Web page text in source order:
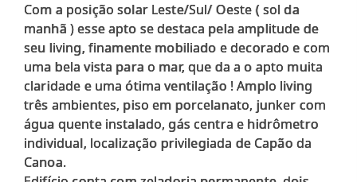
Com a posição solar Leste/Sul/ Oeste ( sol da
manhã ) esse apto se destaca pela amplitude de
seu living, finamente mobiliado e decorado e com
uma bela vista para o mar, que da a o apto muita
claridade e uma ótima ventilação ! Amplo living
três ambientes, piso em porcelanato, junker com
água quente instalado, gás centra e hidrômetro
individual, localização privilegiada de Capão da
Canoa.